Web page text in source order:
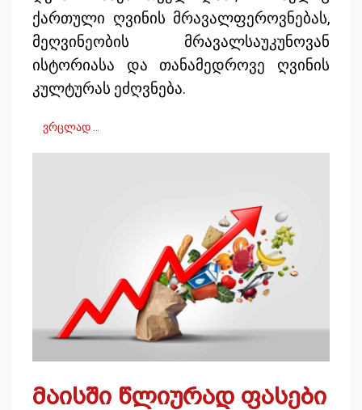
ქართული ღვინის მრავალფეროვნებას,
მეღვინეობის მრავალსაუკუნოვან
ისტორიასა და თანამედროვე ღვინის
კულტურას ეძღვნება.
ვრცლად …
მაისში წლიურად ფასები